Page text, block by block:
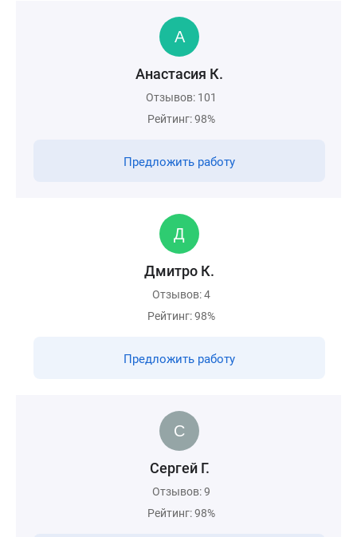
Анастасия К.
Отзывов: 101
Рейтинг: 98%
Предложить работу
Дмитро К.
Отзывов: 4
Рейтинг: 98%
Предложить работу
Сергей Г.
Отзывов: 9
Рейтинг: 98%